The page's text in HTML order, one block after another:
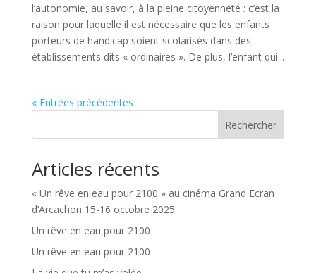
l’autonomie, au savoir, à la pleine citoyenneté : c’est la
raison pour laquelle il est nécessaire que les enfants
porteurs de handicap soient scolarisés dans des
établissements dits « ordinaires ». De plus, l’enfant qui...
« Entrées précédentes
Rechercher
Articles récents
« Un rêve en eau pour 2100 » au cinéma Grand Ecran
d’Arcachon 15-16 octobre 2025
Un rêve en eau pour 2100
Un rêve en eau pour 2100